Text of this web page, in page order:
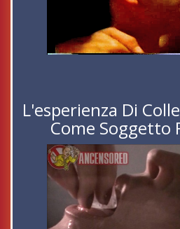
L'esperienza Di
Come Soggetto